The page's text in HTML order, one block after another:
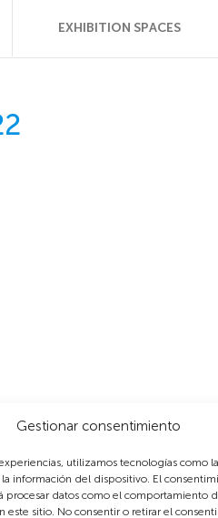
Gestionar consentimiento
utilizamos tecnologías como
información del dispositivo. El
procesar datos como el comportamiento
este sitio. No consentir o retirar el
EXHIBITION SPACES